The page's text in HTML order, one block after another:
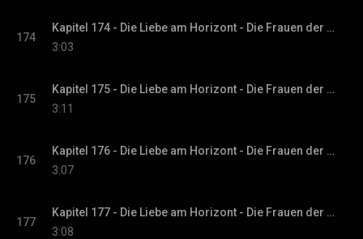
174
Kapitel 174 - Die Liebe am Horizont - Die Frauen der Villa Sommerwind, Band 3
3:03
175
Kapitel 175 - Die Liebe am Horizont - Die Frauen der Villa Sommerwind, Band 3
3:11
176
Kapitel 176 - Die Liebe am Horizont - Die Frauen der Villa Sommerwind, Band 3
3:07
177
Kapitel 177 - Die Liebe am Horizont - Die Frauen der Villa Sommerwind, Band 3
3:08